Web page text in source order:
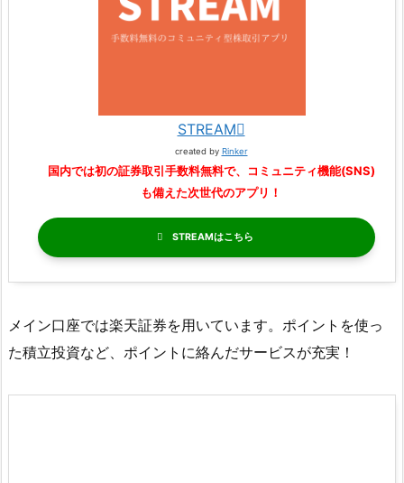
STREAM
created by Rinker
国内では初の証券取引手数料無料で、コミュニティ機能(SNS)
も備えた次世代のアプリ！
STREAM
メイン口座では楽天証券を用いています。ポイントを使っ
た積立投資など、ポイントに絡んだサービスが充実！